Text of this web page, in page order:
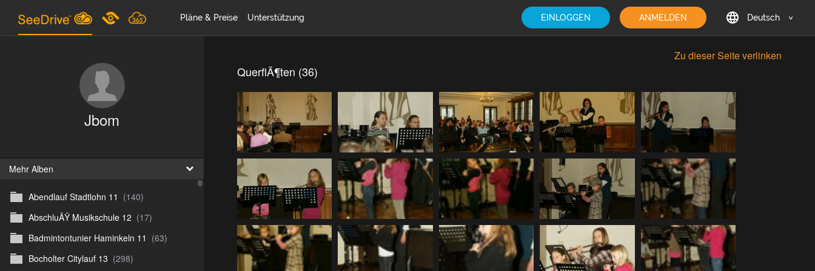
Pläne & Preise Unterstützung EINLOGGEN ANMELDEN Deutsch
日本語
Jbom
Mehr Alben
Abendlauf Stadtlohn 11 (140)
AbschluÃŸ Musikschule 12 (17)
Badmintontunier Haminkeln 11 (63)
Bocholter Citylauf 13 (298)
Zu dieser Seite verlinken
QuerflÃ¶ten (36)